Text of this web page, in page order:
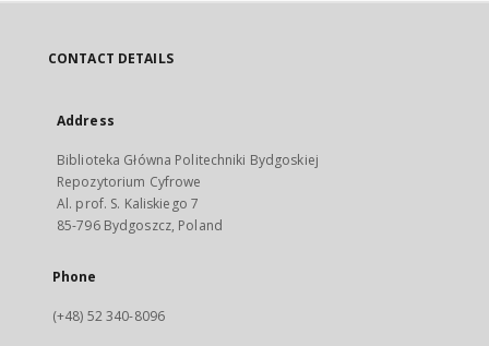
CONTACT DETAILS
Address
Biblioteka Główna Politechniki Bydgoskiej
Repozytorium Cyfrowe
Al. prof. S. Kaliskiego 7
85-796 Bydgoszcz, Poland
Phone
(+48) 52 340-8096